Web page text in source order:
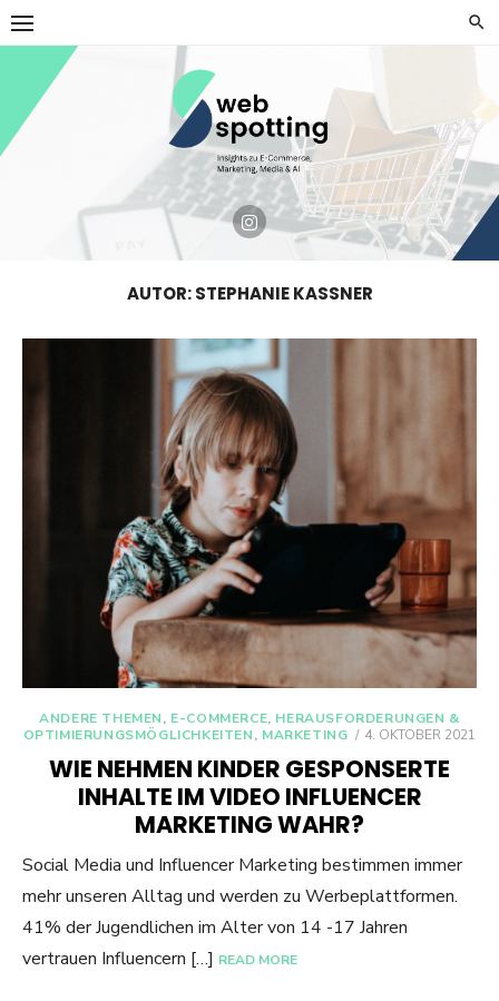
Skip
to
content
AUTOR:STEPHANIE KASSNER
ANDERE THEMEN, E-COMMERCE, HERAUSFORDERUNGEN &
OPTIMIERUNGSMÖGLICHKEITEN, MARKETING
POSTED
4. OKTOBER 2021
WIE NEHMEN KINDER GESPONSERTE
INHALTE IM VIDEO INFLUENCER
MARKETING WAHR?
Social Media und Influencer Marketing bestimmen immer
mehr unseren Alltag und werden zu Werbeplattformen.
41% der Jugendlichen im Alter von 14 -17 Jahren
vertrauen Influencern […] READ MORE